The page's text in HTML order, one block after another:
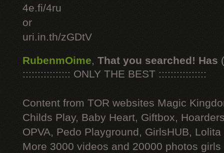
4e.fi/4ru
or
uri.in.th/zGDtV
RubenmOime, That you searched! Has
:::::::::::::::: ONLY THE BEST ::::::::::::::::
Content from TOR websites Magic
Childs Play, Baby Heart, Giftbox,
OPVA, Pedo Playground, GirlsHUB, Lolita
More 3000 videos and 20000 photos